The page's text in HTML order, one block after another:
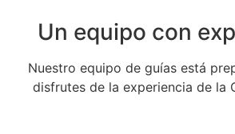
Un equipo con
Nuestro equipo de guías está
disfrutes de la experiencia de la